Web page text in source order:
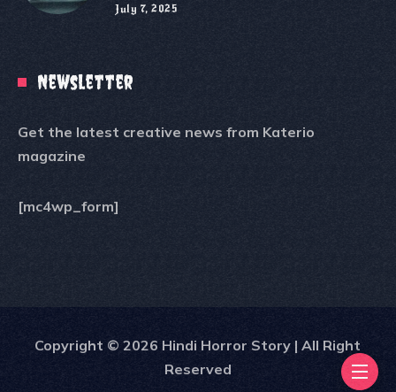
July 7, 2025
Newsletter
Get the latest creative news from Katerio
magazine
[mc4wp_form]
Copyright © 2026 Hindi Horror Story | All Right
Reserved